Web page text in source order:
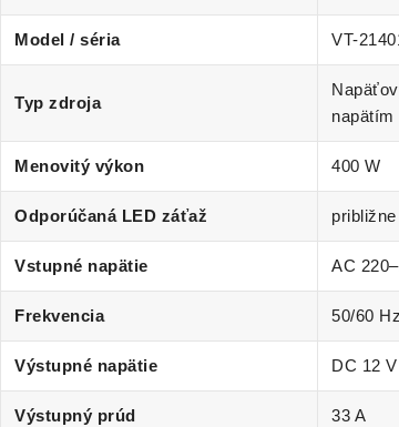
Model / séria VT-
Typ zdroja
napätím
Menovitý výkon 400 W
Odporúčaná LED záťaž
Vstupné napätie AC
Frekvencia 50/60 Hz
Výstupné napätie DC 12 V
Výstupný prúd 33 A